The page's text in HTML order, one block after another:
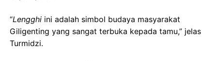
“Lengghi ini adalah simbol budaya masyarakat
Giligenting yang sangat terbuka kepada tamu,” jelas
Turmidzi.